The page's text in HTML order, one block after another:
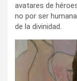
avatares de
no por ser
de la divinidad.